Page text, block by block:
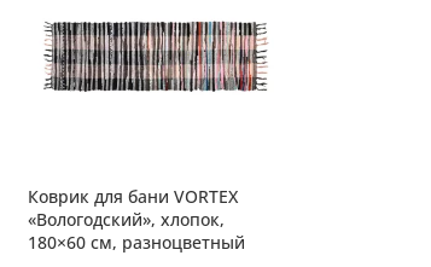
Коврик для бани VORTEX
«Вологодский», хлопок,
180×60 см, разноцветный